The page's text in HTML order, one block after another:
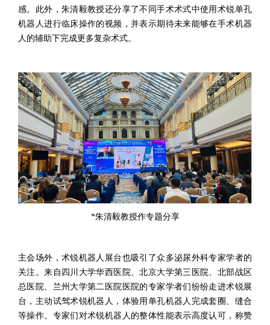
感。此外，朱清毅教授还分享了不同手术术式中使用术锐单孔
机器人进行临床操作的视频，并表示期待未来能够在手术机器
人的辅助下完成更多复杂术式。
*朱清毅教授作专题分享
主会场外，术锐机器人展台也吸引了众多泌尿外科专家学者的
关注。来自四川大学华西医院、北京大学第三医院、北部战区
总医院、兰州大学第二医院医院的专家学者们纷纷走进术锐展
台，主动试驾术锐机器人，体验用单孔机器人完成套圈、缝合
等操作。专家们对术锐机器人的整体性能表示高度认可，称赞